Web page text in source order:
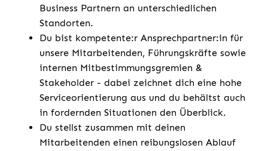
Business Partnern an unterschiedlichen
Standorten.
Du bist kompetente:r Ansprechpartner:in für
unsere Mitarbeitenden, Führungskräfte sowie
internen Mitbestimmungsgremien &
Stakeholder - dabei zeichnet dich eine hohe
Serviceorientierung aus und du behältst auch
in fordernden Situationen den Überblick.
Du stellst zusammen mit deinen
Mitarbeitenden einen reibungslosen Ablauf